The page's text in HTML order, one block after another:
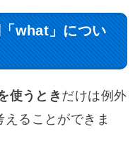
what」につい
使うとき だけは例外
ることができま